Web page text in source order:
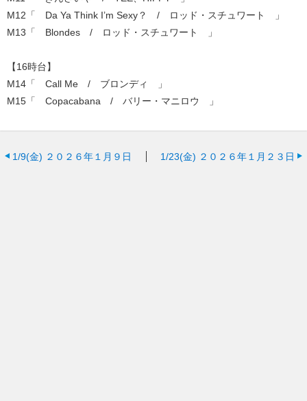
M12「 Da Ya Think I’m Sexy？ / ロッド・スチュワート 」
M13「 Blondes / ロッド・スチュワート 」
【16時台】
M14「 Call Me / ブロンディ 」
M15「 Copacabana / バリー・マニロウ 」
1/9(金) ２０２６年１月９日 1/23(金) ２０２６年１月２３日